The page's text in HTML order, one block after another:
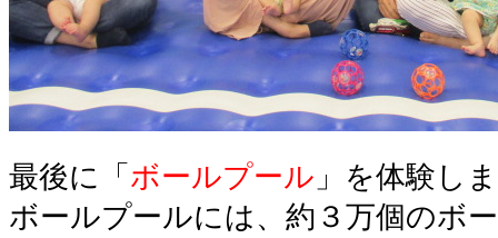
最後に「 ボールプール 」を体験し
ボールプールには、約３万個のボ